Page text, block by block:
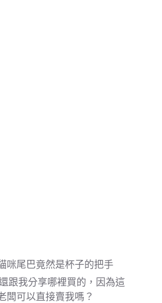
咪尾巴竟然是杯子的把手
跟我分享哪裡買的，因為這
可以直接賣我嗎？